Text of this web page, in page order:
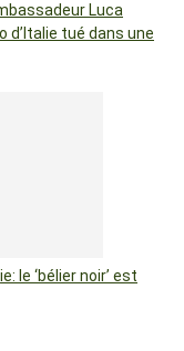
Luca
d’Italie tué dans une
le ‘bélier noir’ est